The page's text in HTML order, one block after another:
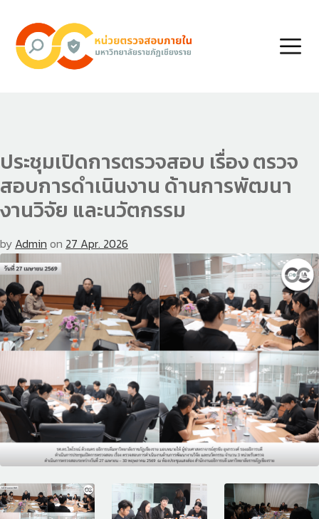
ประชุมเปิดการตรวจสอบ เรื่อง ตรวจ
สอบการดำเนินงาน ด้านการพัฒนา
งานวิจัย และนวัตกรรม
by Admin on 27 Apr. 2026